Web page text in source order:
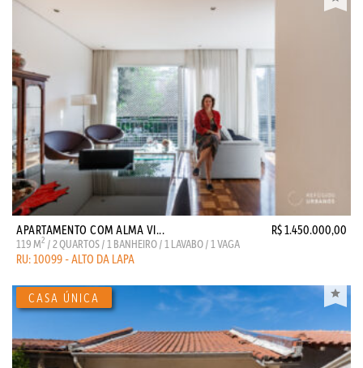
APARTAMENTO COM ALMA VI... R$ 1.450.000,00
119 M2 / 2 QUARTOS / 1 BANHEIRO / 1 LAVABO / 1 VAGA
RU: 10099 - ALTO DA LAPA